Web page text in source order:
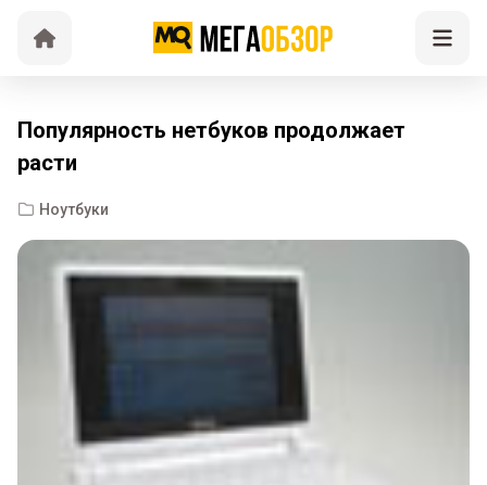
Популярность нетбуков продолжает
расти
Ноутбуки